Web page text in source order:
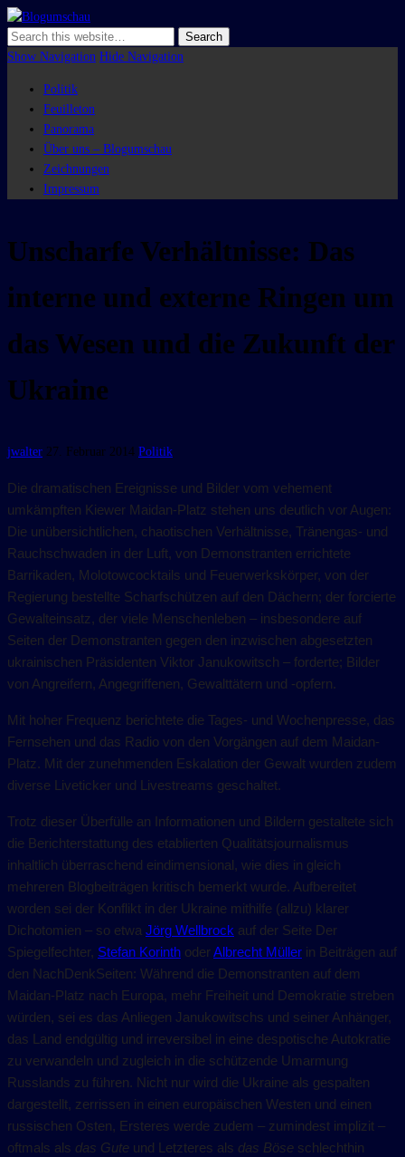
Show Navigation Hide Navigation
Politik
Feuilleton
Panorama
Über uns – Blogumschau
Zeichnungen
Impressum
Unscharfe Verhältnisse: Das
interne und externe Ringen um
das Wesen und die Zukunft der
Ukraine
jwalter 27. Februar 2014 Politik
Die dramatischen Ereignisse und Bilder vom vehement
umkämpften Kiewer Maidan-Platz stehen uns deutlich vor Augen:
Die unübersichtlichen, chaotischen Verhältnisse, Tränengas- und
Rauchschwaden in der Luft, von Demonstranten errichtete
Barrikaden, Molotowcocktails und Feuerwerkskörper, von der
Regierung bestellte Scharfschützen auf den Dächern; der forcierte
Gewalteinsatz, der viele Menschenleben – insbesondere auf
Seiten der Demonstranten gegen den inzwischen abgesetzten
ukrainischen Präsidenten Viktor Janukowitsch – forderte; Bilder
von Angreifern, Angegriffenen, Gewalttätern und -opfern.
Mit hoher Frequenz berichtete die Tages- und Wochenpresse, das
Fernsehen und das Radio von den Vorgängen auf dem Maidan-
Platz. Mit der zunehmenden Eskalation der Gewalt wurden zudem
diverse Liveticker und Livestreams geschaltet.
Trotz dieser Überfülle an Informationen und Bildern gestaltete sich
die Berichterstattung des etablierten Qualitätsjournalismus
inhaltlich überraschend eindimensional, wie dies in gleich
mehreren Blogbeiträgen kritisch bemerkt wurde. Aufbereitet
worden sei der Konflikt in der Ukraine mithilfe (allzu) klarer
Dichotomien – so etwa Jörg Wellbrock auf der Seite Der
Spiegelfechter, Stefan Korinth oder Albrecht Müller in Beiträgen auf
den NachDenkSeiten: Während die Demonstranten auf dem
Maidan-Platz nach Europa, mehr Freiheit und Demokratie streben
würden, sei es das Anliegen Janukowitschs und seiner Anhänger,
das Land endgültig und irreversibel in eine despotische Autokratie
zu verwandeln und zugleich in die schützende Umarmung
Russlands zu führen. Nicht nur wird die Ukraine als gespalten
dargestellt, zerrissen in einen europäischen Westen und einen
russischen Osten, Ersteres werde zudem – zumindest implizit –
oftmals als das Gute und Letzteres als das Böse schlechthin